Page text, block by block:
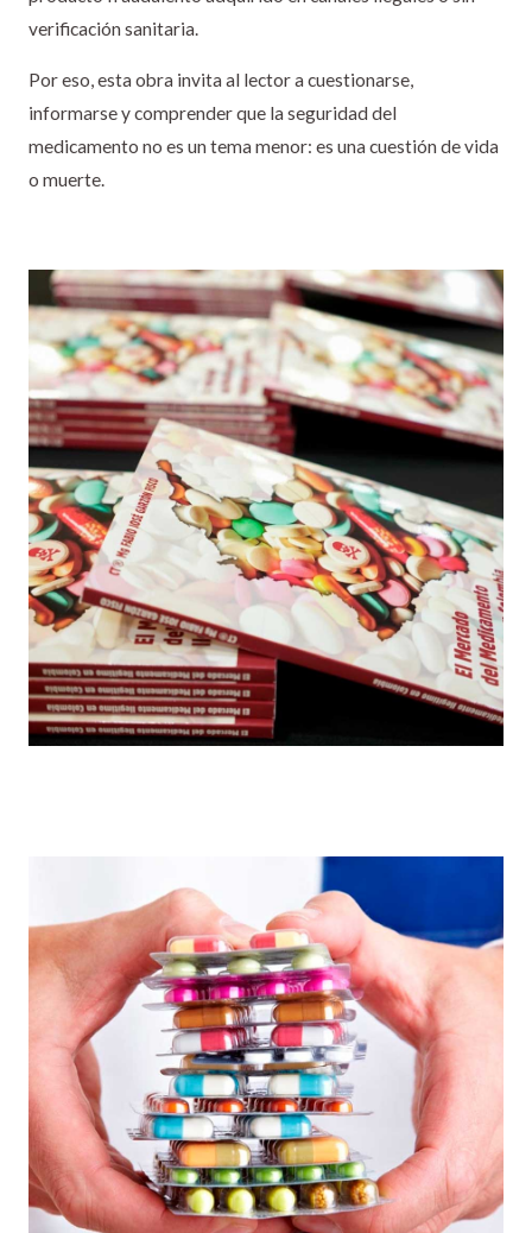
verificación sanitaria.
Por eso, esta obra invita al lector a cuestionarse,
informarse y comprender que la seguridad del
medicamento no es un tema menor: es una cuestión de vida
o muerte.